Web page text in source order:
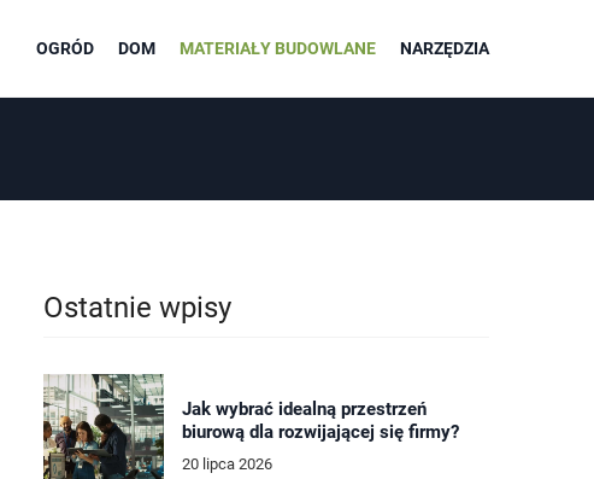
OGRÓD DOM MATERIAŁY BUDOWLANE NARZĘDZIA
Ostatnie wpisy
Jak wybrać idealną przestrzeń
biurową dla rozwijającej się firmy?
20 lipca 2026